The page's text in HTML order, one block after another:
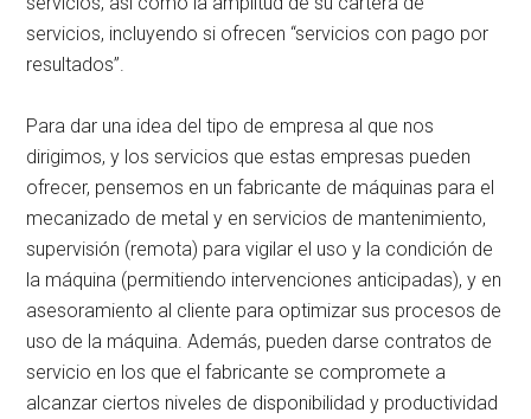
servicios, incluyendo si ofrecen “servicios con pago por
resultados”.
Para dar una idea del tipo de empresa al que nos
dirigimos, y los servicios que estas empresas pueden
ofrecer, pensemos en un fabricante de máquinas para el
mecanizado de metal y en servicios de mantenimiento,
supervisión (remota) para vigilar el uso y la condición de
la máquina (permitiendo intervenciones anticipadas), y en
asesoramiento al cliente para optimizar sus procesos de
uso de la máquina. Además, pueden darse contratos de
servicio en los que el fabricante se compromete a
alcanzar ciertos niveles de disponibilidad y productividad